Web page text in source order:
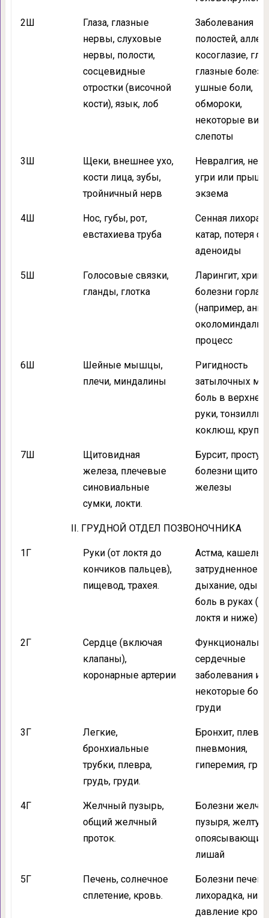
2Ш
Глаза, глазные
нервы, слуховые
нервы, полости,
сосцевидные
отростки (височной
кости), язык, лоб
Заболевания
полостей,
косоглазие,
глазные
ушные боли,
обмороки,
некоторые
слепоты
3Ш
Щеки, внешнее ухо,
кости лица, зубы,
тройничный нерв
Невралгия,
угри или прыщи,
экзема
4Ш
Нос, губы, рот,
евстахиева труба
Сенная
катар, потеря
аденоиды
5Ш
Голосовые связки,
гланды, глотка
Ларингит,
болезни горла
(например,
процесс
6Ш
Шейные мышцы,
плечи, миндалины
Ригидность
затылочных
боль в верхней
руки, тонзиллит,
коклюш, круп
7Ш
Щитовидная
железа, плечевые
синовиальные
сумки, локти.
Бурсит,
болезни
железы
II. ГРУДНОЙ ОТДЕЛ ПОЗВОНОЧНИКА
1Г
Руки (от локтя до
кончиков пальцев),
пищевод, трахея.
Астма, кашель,
затрудненное
дыхание,
боль в руках (от
локтя и ниже)
2Г
Сердце (включая
клапаны),
коронарные артерии
сердечные
заболевания и
некоторые
груди
3Г
Легкие,
бронхиальные
трубки, плевра,
грудь, груди.
Бронхит,
пневмония,
гиперемия,
4Г
Желчный пузырь,
общий желчный
проток.
Болезни
пузыря,
опоясывающий
лишай
5Г
Печень, солнечное
сплетение, кровь.
Болезни печени,
лихорадка,
давление